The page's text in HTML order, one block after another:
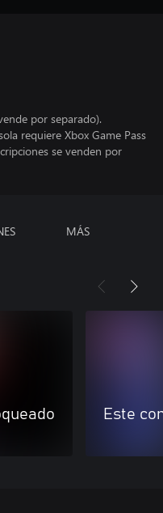
por separado).
requiere Xbox Game Pass
se venden por
MÁS
Este